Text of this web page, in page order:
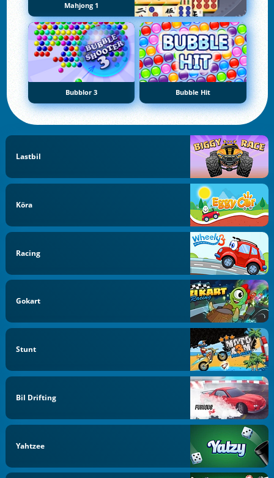
Mahjong 1
Bubblor 3 Bubble Hit
Lastbil
Köra
Racing
Gokart
Stunt
Bil Drifting
Yahtzee